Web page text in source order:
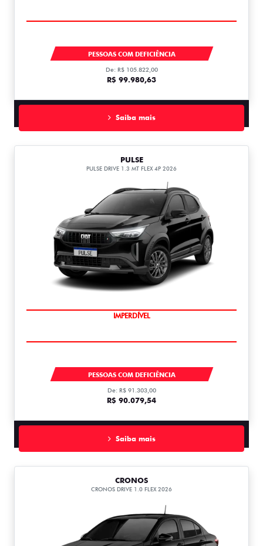
PESSOAS COM DEFICIÊNCIA
De: R$ 105.822,00
R$ 99.980,63
Saiba mais
PULSE
PULSE DRIVE 1.3 MT FLEX 4P 2026
IMPERDÍVEL
PESSOAS COM DEFICIÊNCIA
De: R$ 91.303,00
R$ 90.079,54
Saiba mais
CRONOS
CRONOS DRIVE 1.0 FLEX 2026